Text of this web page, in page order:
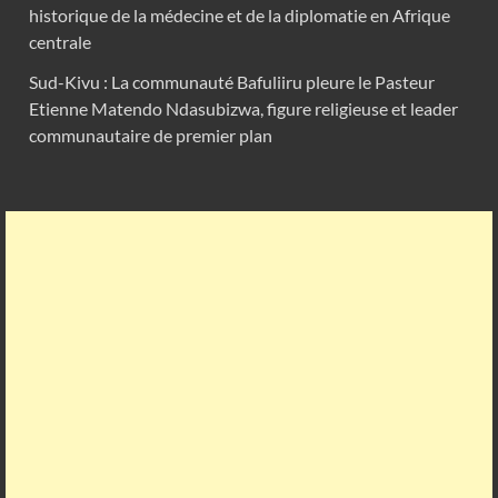
historique de la médecine et de la diplomatie en Afrique
centrale
Sud-Kivu : La communauté Bafuliiru pleure le Pasteur
Etienne Matendo Ndasubizwa, figure religieuse et leader
communautaire de premier plan